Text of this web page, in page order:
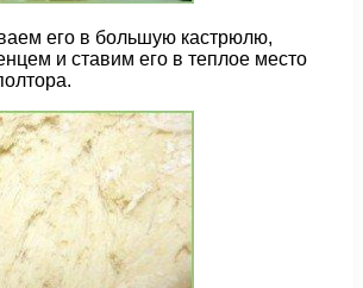
его в большую кастрюлю,
и ставим его в теплое место